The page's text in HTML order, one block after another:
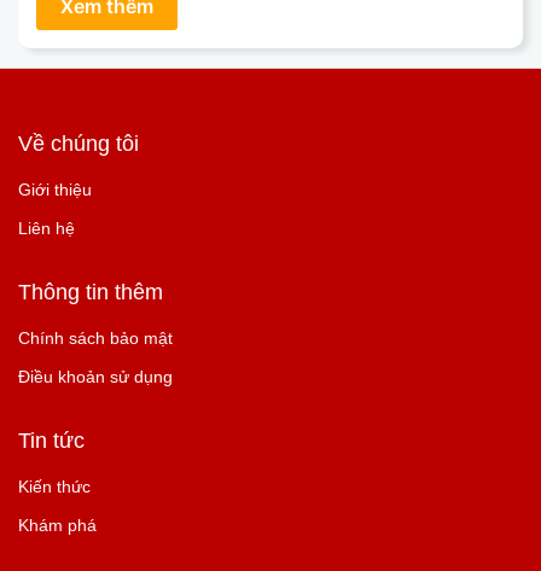
Về chúng tôi
Giới thiệu
Liên hệ
Thông tin thêm
Chính sách bảo mật
Điều khoản sử dụng
Tin tức
Kiến thức
Khám phá